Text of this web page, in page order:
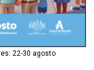
22-30 agosto